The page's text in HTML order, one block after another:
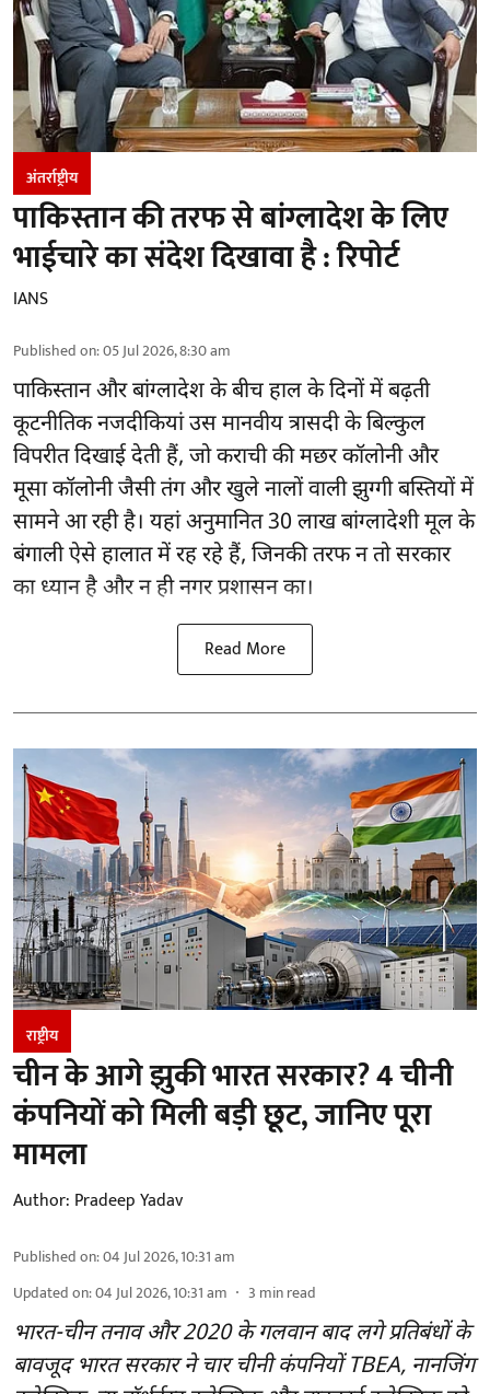
अंतर्राष्ट्रीय
पाकिस्तान की तरफ से बांग्लादेश के लिए
भाईचारे का संदेश दिखावा है : रिपोर्ट
IANS
Published on:05 Jul 2026, 8:30 am
पाकिस्तान और बांग्लादेश के बीच हाल के दिनों में बढ़ती
कूटनीतिक नजदीकियां उस मानवीय त्रासदी के बिल्कुल
विपरीत दिखाई देती हैं, जो कराची की मछर कॉलोनी और
मूसा कॉलोनी जैसी तंग और खुले नालों वाली झुग्गी बस्तियों में
सामने आ रही है। यहां अनुमानित 30 लाख बांग्लादेशी मूल के
बंगाली ऐसे हालात में रह रहे हैं, जिनकी तरफ न तो सरकार
का ध्यान है और न ही नगर प्रशासन का।
Read More
राष्ट्रीय
चीन के आगे झुकी भारत सरकार? 4 चीनी
कंपनियों को मिली बड़ी छूट, जानिए पूरा
मामला
Author: Pradeep Yadav
Published on:04 Jul 2026, 10:31 am
Updated on:04 Jul 2026, 10:31 am 3 min read
भारत-चीन तनाव और 2020 के गलवान बाद लगे प्रतिबंधों के
बावजूद भारत सरकार ने चार चीनी कंपनियों TBEA, नानजिंग